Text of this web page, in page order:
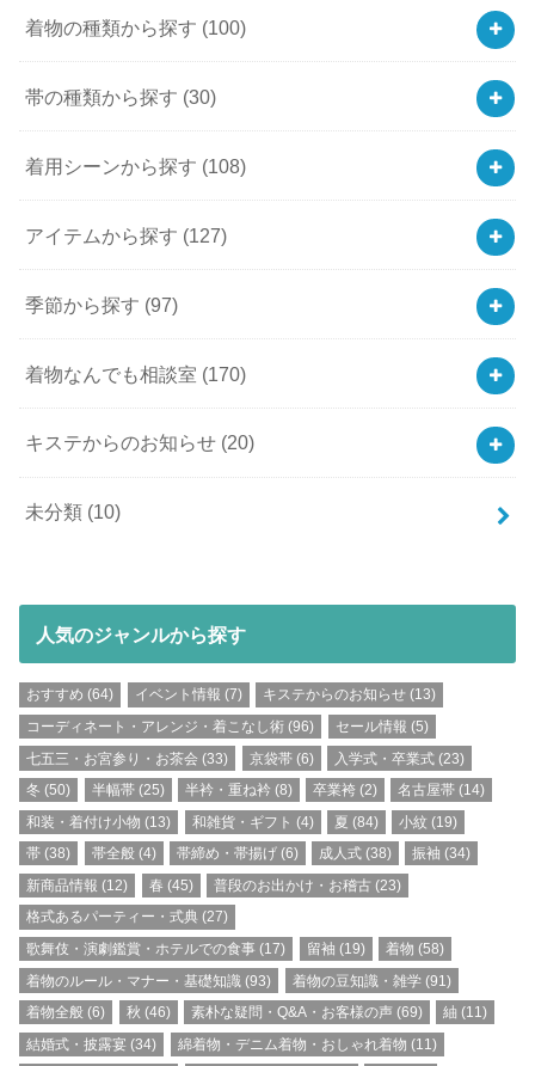
着物の種類から探す (100)
帯の種類から探す (30)
着用シーンから探す (108)
アイテムから探す (127)
季節から探す (97)
着物なんでも相談室 (170)
キステからのお知らせ (20)
未分類 (10)
人気のジャンルから探す
おすすめ (64) イベント情報 (7) キステからのお知らせ(13)
コーディネート・アレンジ・着こなし術 (96) セール情報 (5)
七五三・お宮参り・お茶会 (33) 京袋帯(6) 入学式・卒業式(23)
冬 (50) 半幅帯(25) 半衿・重ね衿 (8) 卒業袴 (2) 名古屋帯 (14)
和装・着付け小物 (13) 和雑貨・ギフト (4) 夏 (84) 小紋 (19)
帯 (38) 帯全般(4) 帯締め・帯揚げ(6) 成人式 (38) 振袖 (34)
新商品情報 (12) 春 (45) 普段のお出かけ・お稽古(23)
格式あるパーティー・式典 (27)
歌舞伎・演劇鑑賞・ホテルでの食事 (17) 留袖 (19) 着物 (58)
着物のルール・マナー・基礎知識 (93) 着物の豆知識・雑学(91)
着物全般 (6) 秋 (46) 素朴な疑問・Q&A・お客様の声(69) 紬 (11)
結婚式・披露宴 (34) 綿着物・デニム着物・おしゃれ着物 (11)